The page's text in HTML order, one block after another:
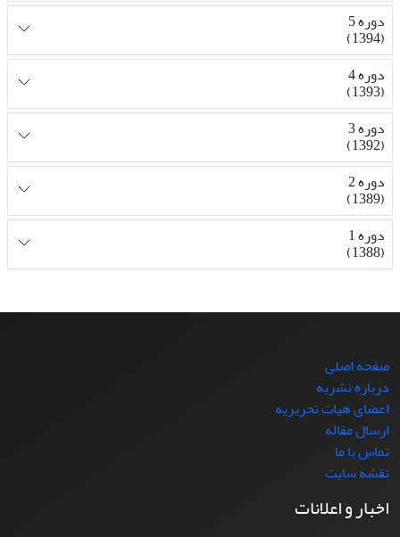
دوره 5
(1394)
دوره 4
(1393)
دوره 3
(1392)
دوره 2
(1389)
دوره 1
(1388)
صفحه اصلی
درباره نشریه
اعضای هیات تحریریه
ارسال مقاله
تماس با ما
نقشه سایت
اخبار و اعلانات